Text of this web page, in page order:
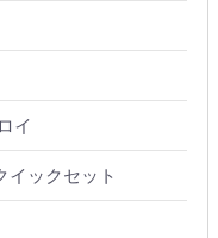
イ
イックセット